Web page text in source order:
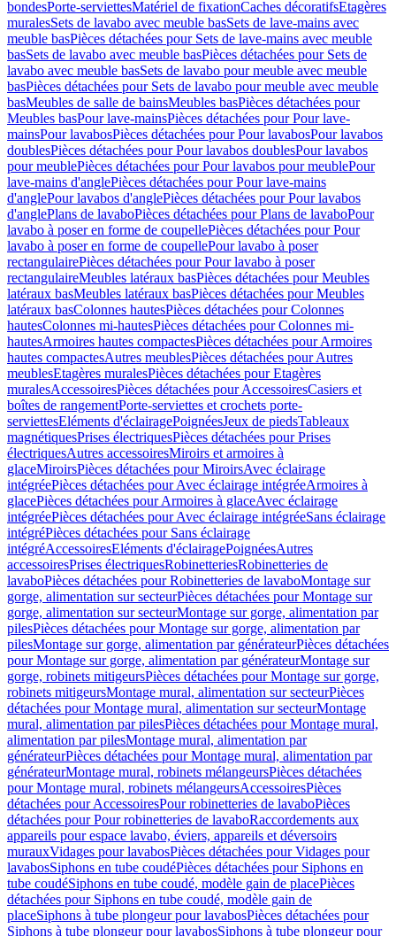
bondesPorte-serviettesMatériel de fixationCaches décoratifsEtagères
muralesSets de lavabo avec meuble basSets de lave-mains avec
meuble basPièces détachées pour Sets de lave-mains avec meuble
basSets de lavabo avec meuble basPièces détachées pour Sets de
lavabo avec meuble basSets de lavabo pour meuble avec meuble
basPièces détachées pour Sets de lavabo pour meuble avec meuble
basMeubles de salle de bainsMeubles basPièces détachées pour
Meubles basPour lave-mainsPièces détachées pour Pour lave-
mainsPour lavabosPièces détachées pour Pour lavabosPour lavabos
doublesPièces détachées pour Pour lavabos doublesPour lavabos
pour meublePièces détachées pour Pour lavabos pour meublePour
lave-mains d'anglePièces détachées pour Pour lave-mains
d'anglePour lavabos d'anglePièces détachées pour Pour lavabos
d'anglePlans de lavaboPièces détachées pour Plans de lavaboPour
lavabo à poser en forme de coupellePièces détachées pour Pour
lavabo à poser en forme de coupellePour lavabo à poser
rectangulairePièces détachées pour Pour lavabo à poser
rectangulaireMeubles latéraux basPièces détachées pour Meubles
latéraux basMeubles latéraux basPièces détachées pour Meubles
latéraux basColonnes hautesPièces détachées pour Colonnes
hautesColonnes mi-hautesPièces détachées pour Colonnes mi-
hautesArmoires hautes compactesPièces détachées pour Armoires
hautes compactesAutres meublesPièces détachées pour Autres
meublesEtagères muralesPièces détachées pour Etagères
muralesAccessoiresPièces détachées pour AccessoiresCasiers et
boîtes de rangementPorte-serviettes et crochets porte-
serviettesEléments d'éclairagePoignéesJeux de piedsTableaux
magnétiquesPrises électriquesPièces détachées pour Prises
électriquesAutres accessoiresMiroirs et armoires à
glaceMiroirsPièces détachées pour MiroirsAvec éclairage
intégréePièces détachées pour Avec éclairage intégréeArmoires à
glacePièces détachées pour Armoires à glaceAvec éclairage
intégréePièces détachées pour Avec éclairage intégréeSans éclairage
intégréPièces détachées pour Sans éclairage
intégréAccessoiresEléments d'éclairagePoignéesAutres
accessoiresPrises électriquesRobinetteriesRobinetteries de
lavaboPièces détachées pour Robinetteries de lavaboMontage sur
gorge, alimentation sur secteurPièces détachées pour Montage sur
gorge, alimentation sur secteurMontage sur gorge, alimentation par
pilesPièces détachées pour Montage sur gorge, alimentation par
pilesMontage sur gorge, alimentation par générateurPièces détachées
pour Montage sur gorge, alimentation par générateurMontage sur
gorge, robinets mitigeursPièces détachées pour Montage sur gorge,
robinets mitigeursMontage mural, alimentation sur secteurPièces
détachées pour Montage mural, alimentation sur secteurMontage
mural, alimentation par pilesPièces détachées pour Montage mural,
alimentation par pilesMontage mural, alimentation par
générateurPièces détachées pour Montage mural, alimentation par
générateurMontage mural, robinets mélangeursPièces détachées
pour Montage mural, robinets mélangeursAccessoiresPièces
détachées pour AccessoiresPour robinetteries de lavaboPièces
détachées pour Pour robinetteries de lavaboRaccordements aux
appareils pour espace lavabo, éviers, appareils et déversoirs
murauxVidages pour lavabosPièces détachées pour Vidages pour
lavabosSiphons en tube coudéPièces détachées pour Siphons en
tube coudéSiphons en tube coudé, modèle gain de placePièces
détachées pour Siphons en tube coudé, modèle gain de
placeSiphons à tube plongeur pour lavabosPièces détachées pour
Siphons à tube plongeur pour lavabosSiphons à tube plongeur pour